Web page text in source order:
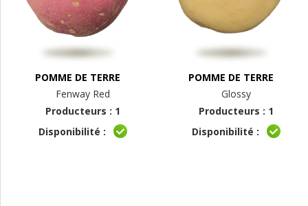
POMME DE TERRE
Fenway Red
Producteurs : 1
Disponibilité :
POMME DE TERRE
Glossy
Producteurs : 1
Disponibilité :